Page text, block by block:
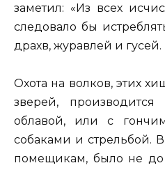
заметил: «Из всех
следовало бы
драхв, журавлей и гусей.
Охота на волков, этих
зверей,
облавой, или с
собаками и стрельбой.
помещикам, было не до